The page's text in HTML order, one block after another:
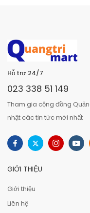
Hỗ trợ 24/7
023 338 51 149
Tham gia cộng đồng
nhật các tin tức mới nhất
GIỚI THIỆU
Giới thiệu
Liên hệ